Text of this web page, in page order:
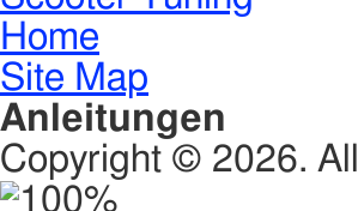
Home
Site Map
Anleitungen
Copyright © 2026.